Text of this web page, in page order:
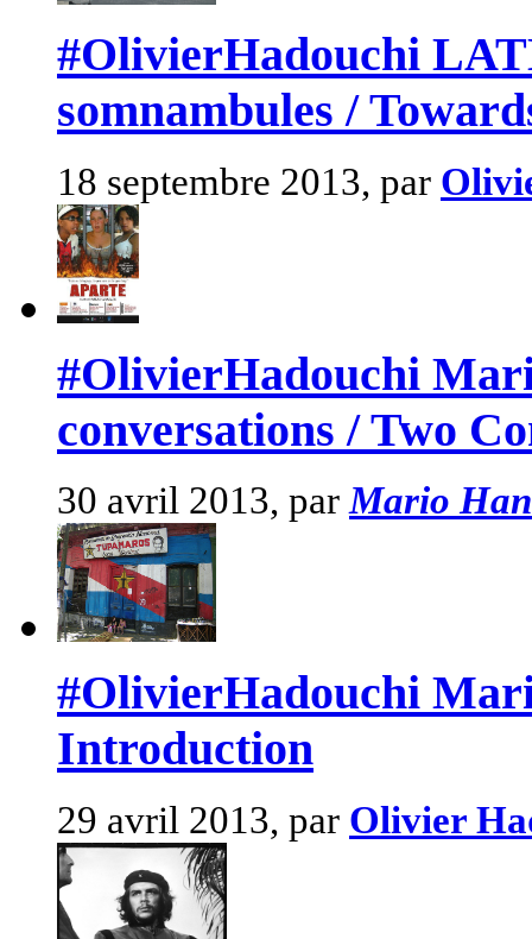
#OlivierHadouchi
somnambules /
18 septembre 2013, par
#OlivierHadouchi
conversations / Two
30 avril 2013, parMario
#OlivierHadouchi
Introduction
29 avril 2013, par Olivier